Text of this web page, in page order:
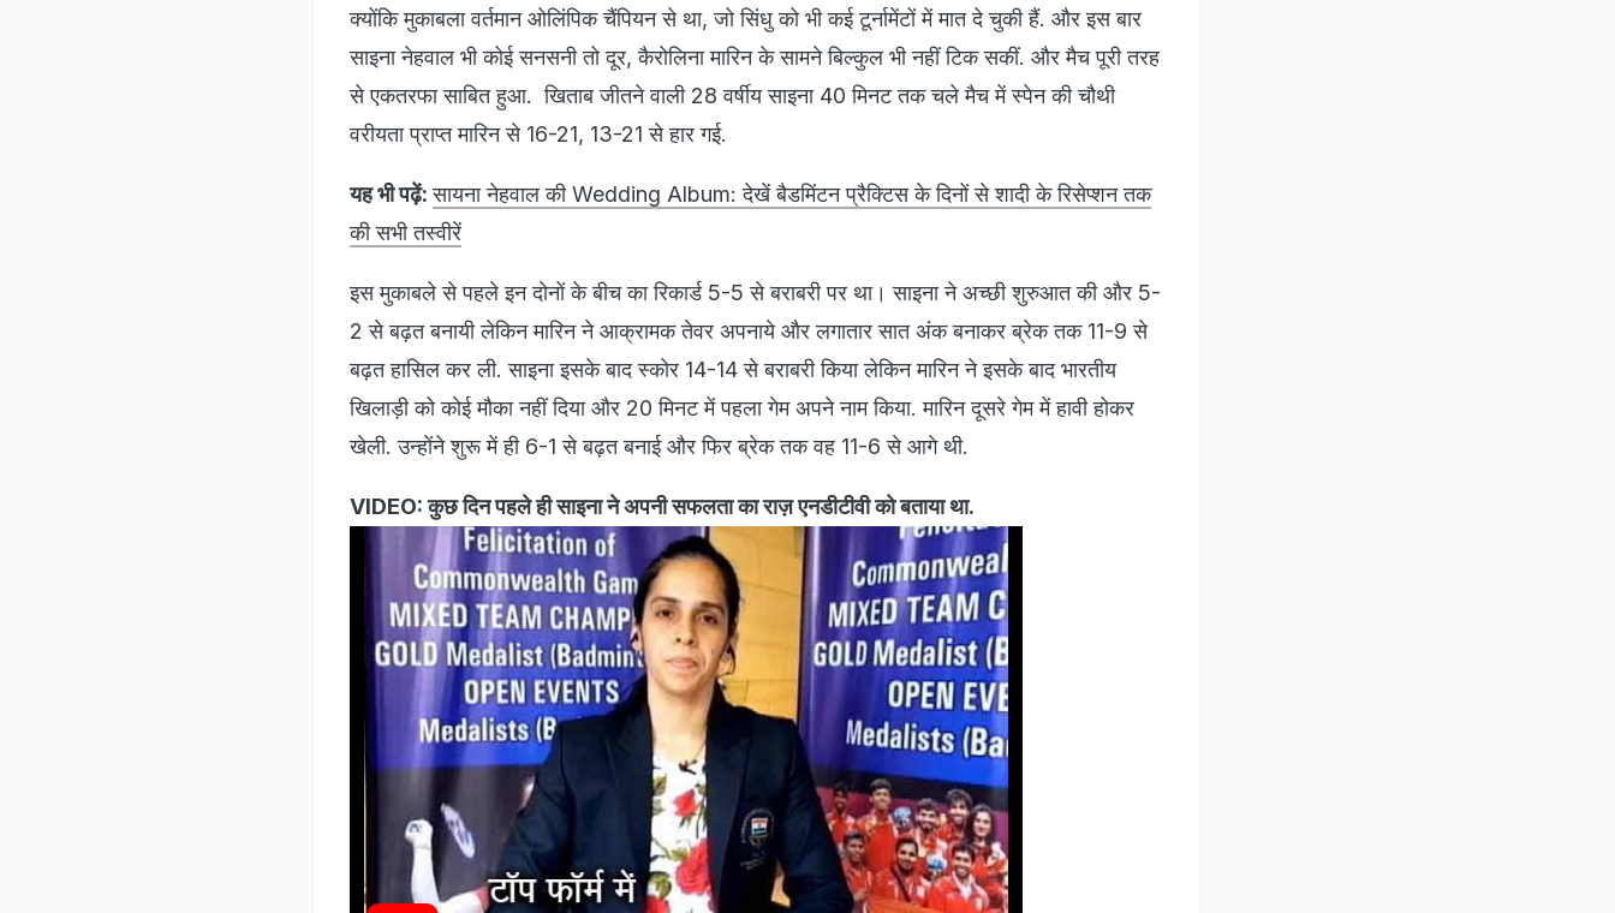
क्योंकि मुकाबला वर्तमान ओलिंपिक चैंपियन से था, जो सिंधु को भी कई टूर्नामेंटों में मात दे चुकी हैं. और इस बार
साइना नेहवाल भी कोई सनसनी तो दूर, कैरोलिना मारिन के सामने बिल्कुल भी नहीं टिक सकीं. और मैच पूरी तरह
से एकतरफा साबित हुआ. खिताब जीतने वाली 28 वर्षीय साइना 40 मिनट तक चले मैच में स्पेन की चौथी
वरीयता प्राप्त मारिन से 16-21, 13-21 से हार गई.
यह भी पढ़ें:सायना नेहवाल की Wedding Album: देखें बैडमिंटन प्रैक्टिस के दिनों से शादी के रिसेप्शन तक
की सभी तस्वीरें
इस मुकाबले से पहले इन दोनों के बीच का रिकार्ड 5-5 से बराबरी पर था। साइना ने अच्छी शुरुआत की और 5-
2 से बढ़त बनायी लेकिन मारिन ने आक्रामक तेवर अपनाये और लगातार सात अंक बनाकर ब्रेक तक 11-9 से
बढ़त हासिल कर ली. साइना इसके बाद स्कोर 14-14 से बराबरी किया लेकिन मारिन ने इसके बाद भारतीय
खिलाड़ी को कोई मौका नहीं दिया और 20 मिनट में पहला गेम अपने नाम किया. मारिन दूसरे गेम में हावी होकर
खेली. उन्होंने शुरू में ही 6-1 से बढ़त बनाई और फिर ब्रेक तक वह 11-6 से आगे थी.
VIDEO: कुछ दिन पहले ही साइना ने अपनी सफलता का राज़ एनडीटीवी को बताया था.